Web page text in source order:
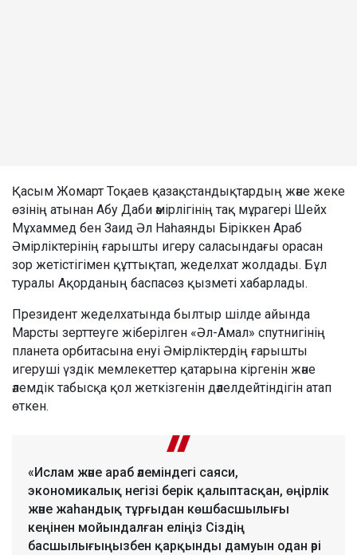
Қасым Жомарт Тоқаев қазақстандықтардың және жеке
өзінің атынан Абу Даби әмірлігінің тақ мұрагері Шейх
Мұхаммед бен Заид Әл Наһаянды Біріккен Араб
Әмірліктерінің ғарышты игеру саласындағы орасан
зор жетістігімен құттықтап, жеделхат жолдады. Бұл
туралы Ақорданың баспасөз қызметі хабарлады.
Президент жеделхатында былтыр шілде айында
Марсты зерттеуге жіберілген «Әл-Амал» спутнигінің
планета орбитасына енуі Әмірліктердің ғарышты
игеруші үздік мемлекеттер қатарына кіргенін және
әлемдік табысқа қол жеткізгенін дәлелдейтіндігін атап
өткен.
«Ислам және араб әлеміндегі саяси,
экономикалық негізі берік қалыптасқан, өңірлік
және жаһандық тұрғыдан көшбасшылығы
кеңінен мойындалған еліңіз Сіздің
басшылығыңызбен қарқынды дамуын одан әрі